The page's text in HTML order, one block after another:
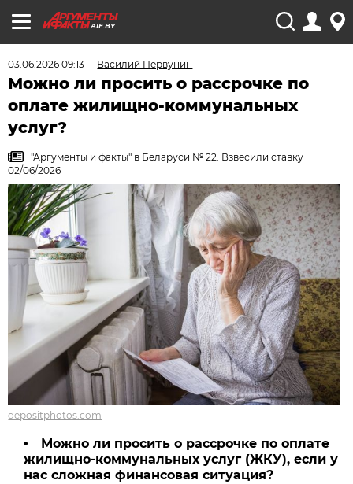
AIF.BY
03.06.2026 09:13 Василий Первунин
Можно ли просить о рассрочке по
оплате жилищно-коммунальных
услуг?
"Аргументы и факты" в Беларуси № 22. Взвесили ставку
02/06/2026
depositphotos.com
Можно ли просить о рассрочке по оплате
жилищно-коммунальных услуг (ЖКУ), если у
нас сложная финансовая ситуация?